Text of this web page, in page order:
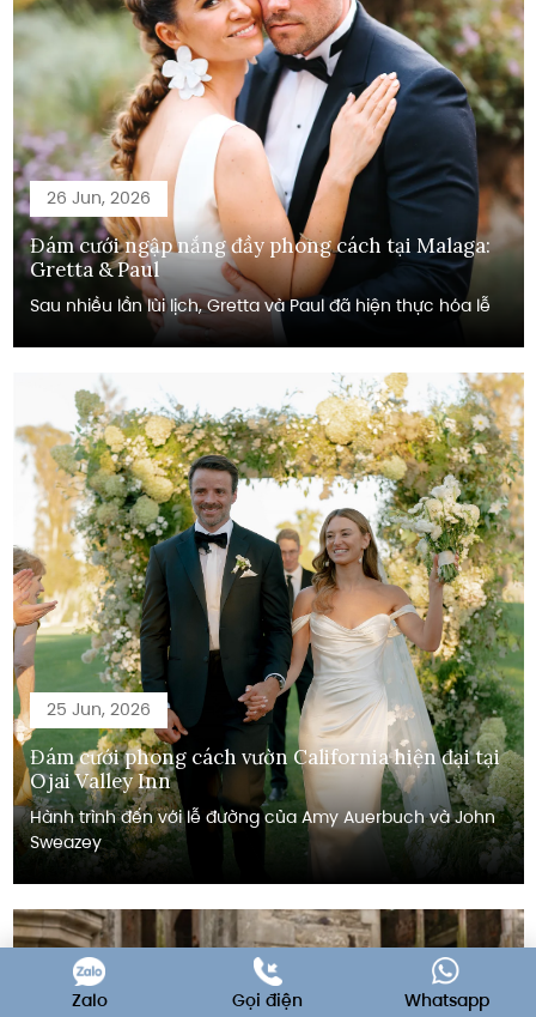
26 Jun, 2026
Đám cưới ngập nắng đầy phong cách tại Malaga:
Gretta & Paul
Sau nhiều lần lùi lịch, Gretta và Paul đã hiện thực hóa lễ
25 Jun, 2026
Đám cưới phong cách vườn California hiện đại tại
Ojai Valley Inn
Hành trình đến với lễ đường của Amy Auerbuch và John
Sweazey
Zalo Gọi điện Whatsapp